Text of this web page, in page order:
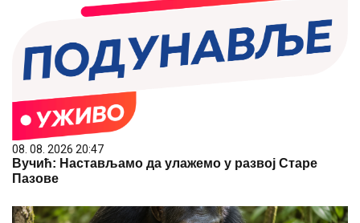
08. 08. 2026 20:47
Вучић: Настављамо да улажемо у развој Старе
Пазове